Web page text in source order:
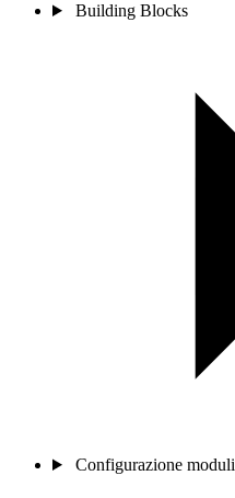
Building Blocks
Configurazione moduli